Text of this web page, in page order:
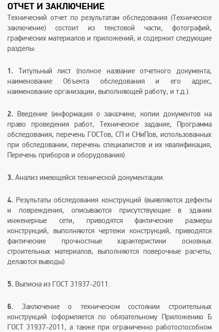
ОТЧЕТ И ЗАКЛЮЧЕНИЕ
Технический отчет по результатам обследования (Техническое
заключение) состоит из текстовой части, фотографий,
графических материалов и приложений, и содержит следующие
разделы:
1. Титульный лист (полное название отчетного документа,
наименование Объекта обследования и его адрес,
наименование организации, выполняющей работу, и т.д.).
2. Введение (информация о заказчике; копии документов на
право проведения работ, Техническое задание, Программа
обследования, перечень ГОСТов, СП и СНиПов, использованных
при обследовании, перечень специалистов и их квалификация,
Перечень приборов и оборудования).
3. Анализ имеющейся технической документации.
4. Результаты обследования конструкций (выявляются дефекты
и повреждения, описываются присутствующие в здании
инженерные сети, приводятся фактические размеры
конструкций, выполняются чертежи конструкций, приводятся
фактические прочностные характеристики основных
строительных материалов, выполняются поверочные расчеты,
делаются выводы).
5. Выписка из ГОСТ 31937-2011.
6. Заключение о техническом состоянии строительных
конструкций (оформляется по обязательному Приложению Б
ГОСТ 31937-2011, а также при ограниченно работоспособном